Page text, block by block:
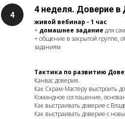
4 неделя. Доверие в
живой вебинар - 1 час
+ домашнее задание для
+ общение в закрытой группе,
заданиям
Тактика по развитию
Канвас доверия.
Как Скрам-Мастеру выстроить
Командное соглашение,
Как выстраивать доверие с
Как выстраивать доверие с